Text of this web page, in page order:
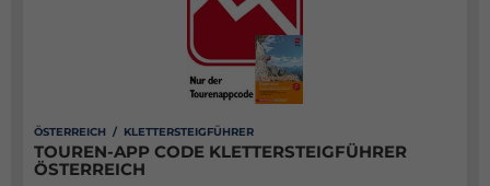
ÖSTERREICH / KLETTERSTEIGFÜHRER
TOUREN-APP CODE KLETTERSTEIGFÜHRER
ÖSTERREICH